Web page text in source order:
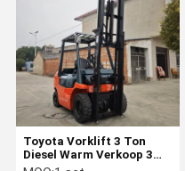
Thuis Producten
Toyota Vorklift 3 Ton
Diesel Warm Verkoop 3
Ton Diesel Vorklift Truck